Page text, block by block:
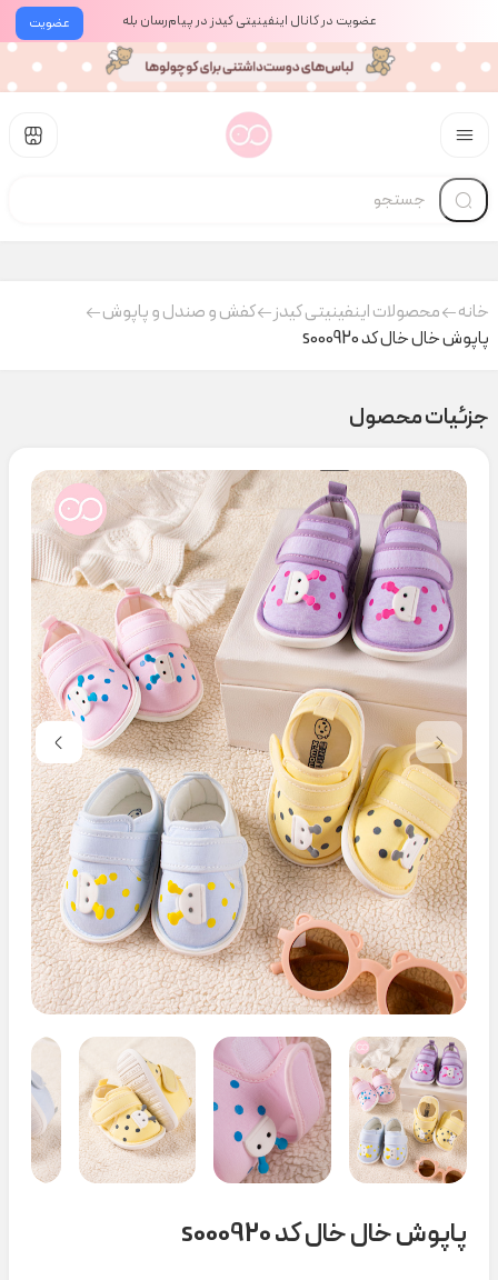
عضویت عضویت در کانال اینفینیتی کیدز در پیام‌رسان بله
خانه محصولات اینفینیتی کیدز
کفش و صندل و پاپوش
پاپوش خال خال کد s000920
جزئیات محصول
پاپوش خال خال کد s000920